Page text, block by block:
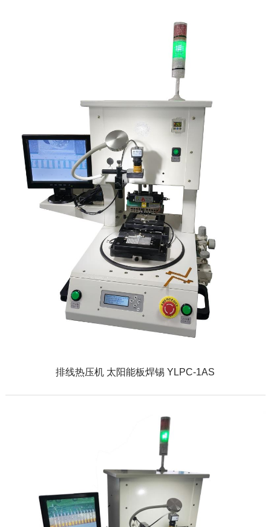
排线热压机 太阳能板焊锡 YLPC-1AS